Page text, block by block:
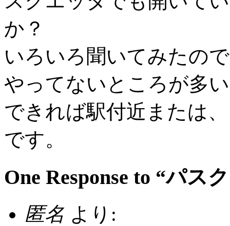
か？
いろいろ聞いてみたの
やってないところが多
できれば駅付近または
です。
One Response to “パス
匿名 より: